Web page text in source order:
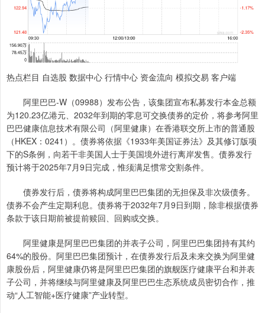
热点栏目 自选股 数据中心 行情中心 资金流向 模拟交易 客户端
阿里巴巴-W（09988）发布公告，该集团宣布私募发行本金总额
为120.23亿港元、2032年到期的零息可交换债券的定价，将参考阿里
巴巴健康信息技术有限公司（阿里健康）在香港联交所上市的普通股
（HKEX：0241）。债券将依据《1933年美国证券法》及其修订版项
下的S条例，向若干非美国人士于美国境外进行离岸发售。债券发行
预计将于2025年7月9日完成，惟须满足惯常交割条件。
债券发行后，债券将构成阿里巴巴集团的无担保及非次级债务。
债券不会产生定期利息。债券将于2032年7月9日到期，除非根据债券
条款于该日期前被提前赎回、回购或交换。
阿里健康是阿里巴巴集团的并表子公司，阿里巴巴集团持有其约
64%的股份。阿里巴巴集团预计，在债券发行后及未来交换为阿里健
康股份后，阿里健康仍将是阿里巴巴集团的旗舰医疗健康平台和并表
子公司，并将继续与阿里健康及阿里巴巴生态系统成员密切合作，推
动“人工智能+医疗健康”产业转型。